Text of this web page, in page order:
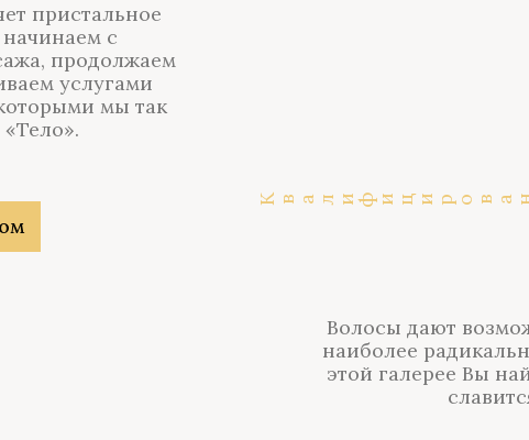
пристальное
с
продолжаем
услугами
мы так
Квалифицированные специалист
Волосы дают
наиболее
этой галерее Вы